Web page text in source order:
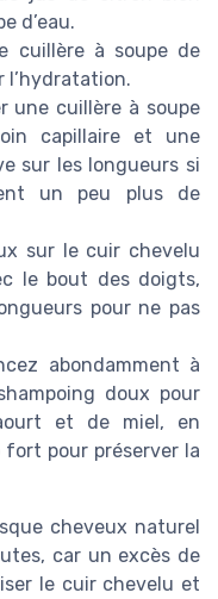
d’eau.
cuillère à soupe de
l’hydratation.
une cuillère à soupe
capillaire et une
sur les longueurs si
un peu plus de
sur le cuir chevelu
le bout des doigts,
pour ne pas
abondamment à
doux pour
et de miel, en
pour préserver la
cheveux naturel
car un excès de
le cuir chevelu et